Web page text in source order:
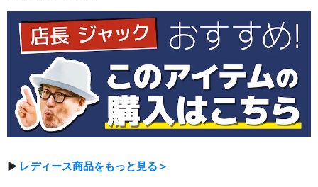
▶ レディース商品をもっと見る＞